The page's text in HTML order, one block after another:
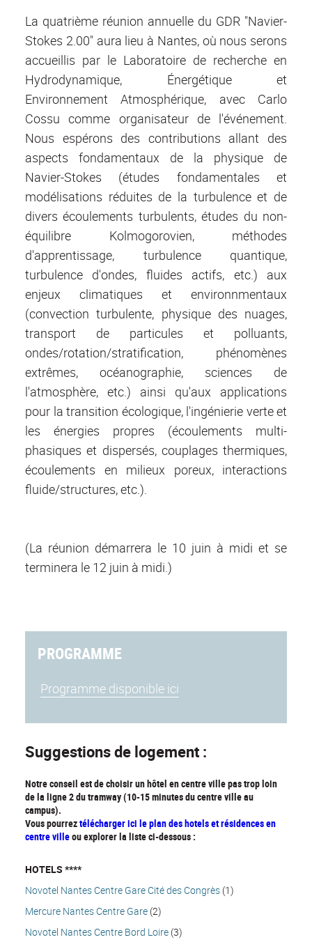
La quatrième réunion annuelle du GDR "Navier-
Stokes 2.00" aura lieu à Nantes, où nous serons
accueillis par le Laboratoire de recherche en
Hydrodynamique, Énergétique et
Environnement Atmosphérique, avec Carlo
Cossu comme organisateur de l'événement.
Nous espérons des contributions allant des
aspects fondamentaux de la physique de
Navier-Stokes (études fondamentales et
modélisations réduites de la turbulence et de
divers écoulements turbulents, études du non-
équilibre Kolmogorovien, méthodes
d'apprentissage, turbulence quantique,
turbulence d'ondes, fluides actifs, etc.) aux
enjeux climatiques et environnmentaux
(convection turbulente, physique des nuages,
transport de particules et polluants,
ondes/rotation/stratification, phénomènes
extrêmes, océanographie, sciences de
l'atmosphère, etc.) ainsi qu'aux applications
pour la transition écologique, l'ingénierie verte et
les énergies propres (écoulements multi-
phasiques et dispersés, couplages thermiques,
écoulements en milieux poreux, interactions
fluide/structures, etc.).
(La réunion démarrera le 10 juin à midi et se
terminera le 12 juin à midi.)
PROGRAMME
Programme disponible ici
Suggestions de logement :
Notre conseil est de choisir un hôtel en centre ville pas trop loin
de la ligne 2 du tramway (10-15 minutes du centre ville au
campus).
Vous pourreztélécharger ici le plan des hotels et résidences en
centre villeou explorer la liste ci-dessous :
HOTELS ****
Novotel Nantes Centre Gare Cité des Congrès (1)
Mercure Nantes Centre Gare (2)
Novotel Nantes Centre Bord Loire (3)